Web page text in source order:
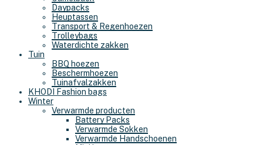
Daypacks
Heuptassen
Transport & Regenhoezen
Trolleybags
Waterdichte zakken
Tuin
BBQ hoezen
Beschermhoezen
Tuinafvalzakken
KHODI Fashion bags
Winter
Verwarmde producten
Battery Packs
Verwarmde Sokken
Verwarmde Handschoenen